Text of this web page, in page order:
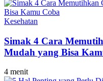
Kesehatan
Simak 4 Cara
Mudah yang Bisa
4 menit